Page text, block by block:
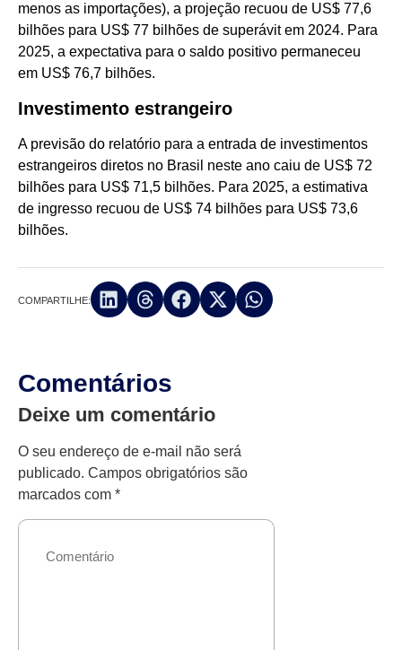
menos as importações), a projeção recuou de US$ 77,6
bilhões para US$ 77 bilhões de superávit em 2024. Para
2025, a expectativa para o saldo positivo permaneceu
em US$ 76,7 bilhões.
Investimento estrangeiro
A previsão do relatório para a entrada de investimentos
estrangeiros diretos no Brasil neste ano caiu de US$ 72
bilhões para US$ 71,5 bilhões. Para 2025, a estimativa
de ingresso recuou de US$ 74 bilhões para US$ 73,6
bilhões.
COMPARTILHE:
Comentários
Deixe um comentário
O seu endereço de e-mail não será
publicado. Campos obrigatórios são
marcados com *